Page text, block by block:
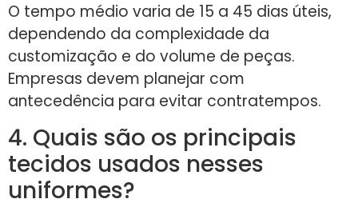
O tempo médio varia de 15 a 45 dias úteis,
dependendo da complexidade da
customização e do volume de peças.
Empresas devem planejar com
antecedência para evitar contratempos.
4. Quais são os principais
tecidos usados nesses
uniformes?